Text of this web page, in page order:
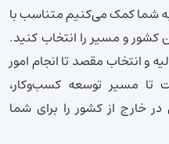
شما کمک می‌کنیم متناسب با
کشور و مسیر را انتخاب کنید.
و انتخاب مقصد تا انجام امور
تا مسیر توسعه کسب‌وکار،
خارج از کشور را برای شما